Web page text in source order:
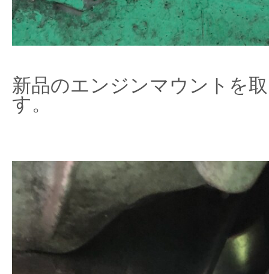
新品のエンジンマウントを
す。